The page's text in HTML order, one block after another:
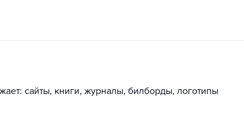
сайты, книги, журналы, билборды, логотипы